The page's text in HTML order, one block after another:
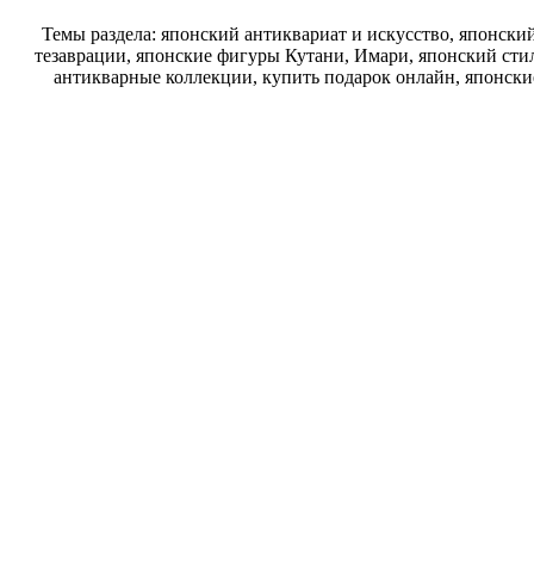
Темы раздела: японский антиквариат и искусство,
тезаврации, японские фигуры Кутани, Имари, японский
антикварные коллекции, купить подарок онлайн,